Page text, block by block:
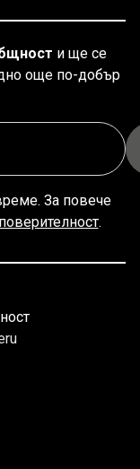
и ще се
още по-добър
За повече
.